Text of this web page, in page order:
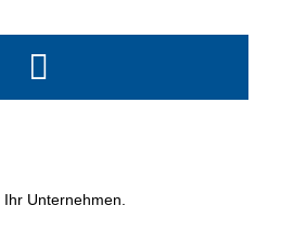
Unternehmen.